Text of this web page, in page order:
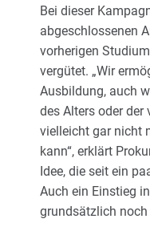
Bei dieser
abgeschlossenen
vorherigen
vergütet. „Wir
Ausbildung, auch
des Alters oder der
vielleicht gar nicht
kann“, erklärt
Idee, die seit ein
Auch ein Einstieg
grundsätzlich